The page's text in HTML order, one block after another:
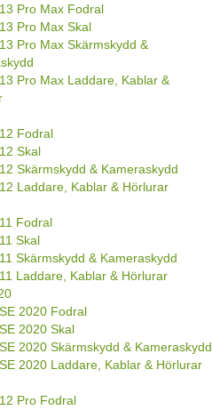
Pro Max Fodral
Pro Max Skal
Pro Max Skärmskydd &
Pro Max Laddare, Kablar &
Fodral
Skal
Skärmskydd & Kameraskydd
Laddare, Kablar & Hörlurar
Fodral
Skal
Skärmskydd & Kameraskydd
Laddare, Kablar & Hörlurar
2020 Fodral
2020 Skal
2020 Skärmskydd & Kameraskydd
2020 Laddare, Kablar & Hörlurar
Pro Fodral